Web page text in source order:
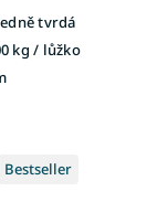
tvrdá
kg ​​​​​/ lůžko
Bestseller